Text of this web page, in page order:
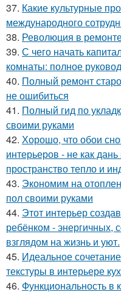
37. Какие культурные
международного
38. Революция в
39. С чего начать
комнаты: полное
40. Полный ремонт
не ошибиться
41. Полный гид по
своими руками
42. Хорошо, что обои
интерьеров - не как
пространство тепло и
43. Экономим на
пол своими руками
44. Этот интерьер
ребёнком - энергичных,
взглядом на жизнь и уют.
45. Идеальное
текстуры в интерьере
46. Функциональность в